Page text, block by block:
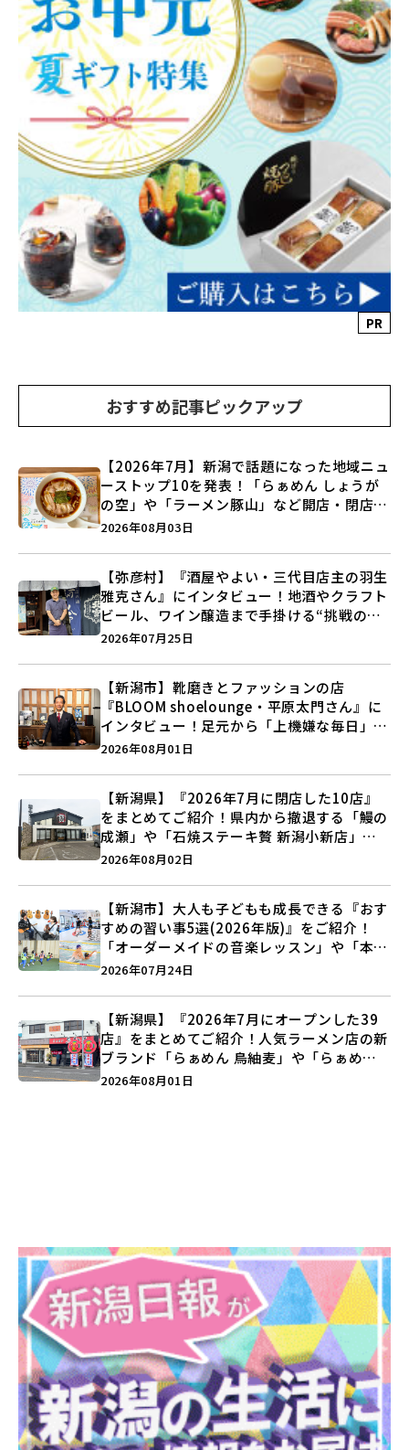
PR
おすすめ記事ピックアップ
【2026年7月】新潟で話題になった地域ニュ
ーストップ10を発表！「らぁめん しょうが
の空」や「ラーメン豚山」など開店・閉店の
注目記事をランキングでご紹介♪
2026年08月03日
【弥彦村】『酒屋やよい・三代目店主の羽生
雅克さん』にインタビュー！地酒やクラフト
ビール、ワイン醸造まで手掛ける“挑戦の歴
史”に迫る♪
2026年07月25日
【新潟市】靴磨きとファッションの店
『BLOOM shoelounge・平原太門さん』に
インタビュー！足元から「上機嫌な毎日」を
つくる装いの提案とは？
2026年08月01日
【新潟県】『2026年7月に閉店した10店』
をまとめてご紹介！県内から撤退する「鰻の
成瀬」や「石焼ステーキ贅 新潟小新店」が
営業に幕…。
2026年08月02日
【新潟市】大人も子どもも成長できる『おす
すめの習い事5選(2026年版)』をご紹介！
「オーダーメイドの音楽レッスン」や「本格
キックボクシング」で新しい自分を見つけよ
2026年07月24日
【新潟県】『2026年7月にオープンした39
店』をまとめてご紹介！人気ラーメン店の新
ブランド「らぁめん 鳥紬麦」や「らぁめん
しょうがの空」など盛りだくさん♪
2026年08月01日